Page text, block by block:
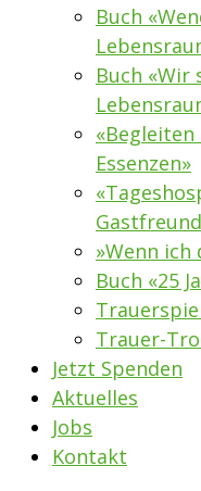
Buch
Buch «Wir
Essenzen»
»Wenn ich
Buch «25
Trauer-
Jetzt Spenden
Aktuelles
Jobs
Kontakt